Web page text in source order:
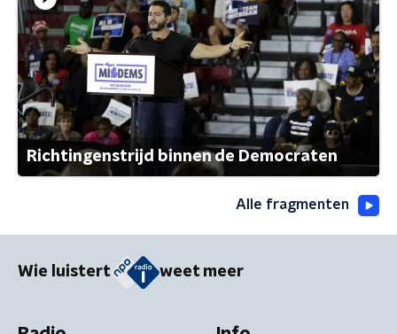
Richtingenstrijd binnen de Democraten
Alle fragmenten
Wie luistert weet meer